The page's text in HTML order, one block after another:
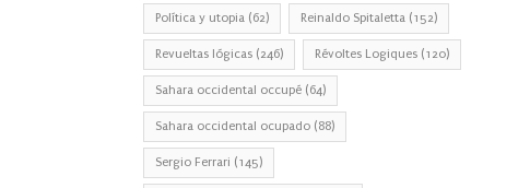
Política y utopia (62) Reinaldo Spitaletta (152)
Revueltas lógicas (246) Révoltes Logiques (120)
Sahara occidental occupé (64)
Sahara occidental ocupado (88)
Sergio Ferrari (145)